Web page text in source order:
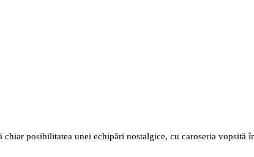
posibilitatea unei echipări nostalgice, cu caroseria vopsită